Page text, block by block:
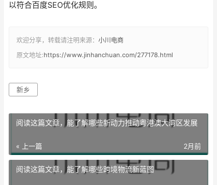
以符合百度SEO优化规则。
欢迎分享，转载请注明来源： 小川电商
原文地址:https://www.jinhanchuan.com/277178.html
新乡
阅读这篇文章，能了解哪些新动力推动粤港澳大湾区发展
« 上一篇 2月前
阅读这篇文章，能了解哪些跨境物流新蓝图